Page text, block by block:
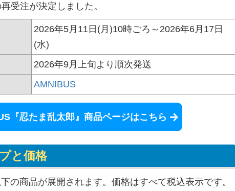
受注が決定しました。
2026年5月11日(月)10時ごろ～2026年6月17日
(水)
2026年9月上旬より順次発送
AMNIBUS
『忍たま乱太郎』商品ページはこちら
と価格
の商品が展開されます。価格はすべて税込表示です。